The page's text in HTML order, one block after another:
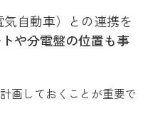
自動車）との連携を
や分電盤の位置も事
画しておくことが重要で